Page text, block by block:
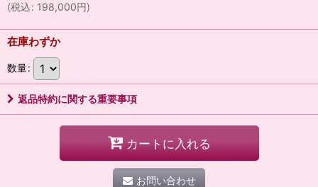
(税込: 198,000円)
在庫わずか
数量:
返品特約に関する重要事項
カートに入れる
お問い合わせ